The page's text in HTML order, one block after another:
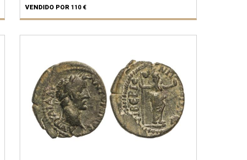
VENDIDO POR 110 €